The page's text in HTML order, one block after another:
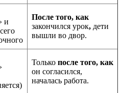
и
После того, как
закончился урок, дети
вышли во двор.
Только после того, как
он согласился,
началась работа.